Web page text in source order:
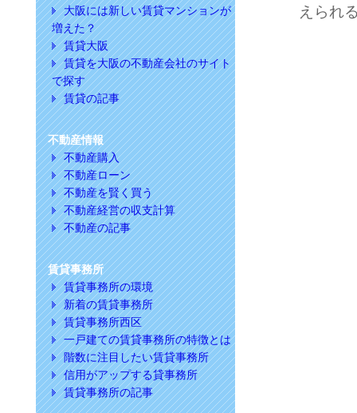
大阪には新しい賃貸マンションが
増えた？
賃貸大阪
賃貸を大阪の不動産会社のサイト
で探す
賃貸の記事
不動産情報
不動産購入
不動産ローン
不動産を賢く買う
不動産経営の収支計算
不動産の記事
賃貸事務所
賃貸事務所の環境
新着の賃貸事務所
賃貸事務所西区
一戸建ての賃貸事務所の特徴とは
階数に注目したい賃貸事務所
信用がアップする貸事務所
賃貸事務所の記事
えられ